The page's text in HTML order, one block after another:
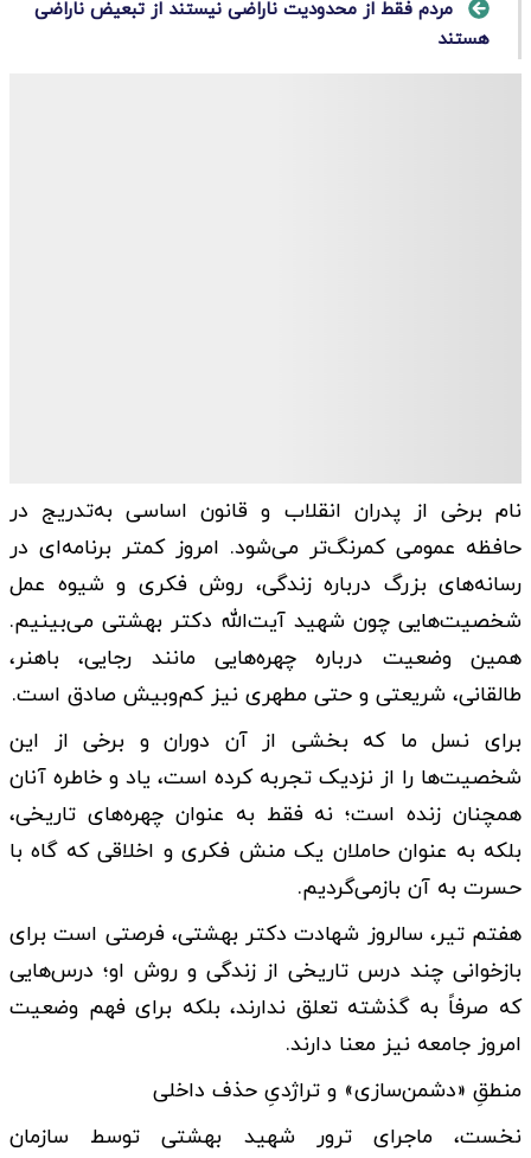
مردم فقط از محدودیت ناراضی نیستند از تبعیض ناراضی
هستند
نام برخی از پدران انقلاب و قانون اساسی به‌تدریج در
حافظه عمومی کمرنگ‌تر می‌شود. امروز کمتر برنامه‌ای در
رسانه‌های بزرگ درباره زندگی، روش فکری و شیوه عمل
شخصیت‌هایی چون شهید آیت‌الله دکتر بهشتی می‌بینیم.
همین وضعیت درباره چهره‌هایی مانند رجایی، باهنر،
طالقانی، شریعتی و حتی مطهری نیز کم‌وبیش صادق است.
برای نسل ما که بخشی از آن دوران و برخی از این
شخصیت‌ها را از نزدیک تجربه کرده است، یاد و خاطره آنان
همچنان زنده است؛ نه فقط به عنوان چهره‌های تاریخی،
بلکه به عنوان حاملان یک منش فکری و اخلاقی که گاه با
حسرت به آن بازمی‌گردیم.
هفتم تیر، سالروز شهادت دکتر بهشتی، فرصتی است برای
بازخوانی چند درس تاریخی از زندگی و روش او؛ درس‌هایی
که صرفاً به گذشته تعلق ندارند، بلکه برای فهم وضعیت
امروز جامعه نیز معنا دارند.
منطقِ «دشمن‌سازی» و تراژدیِ حذف داخلی
نخست، ماجرای ترور شهید بهشتی توسط سازمان